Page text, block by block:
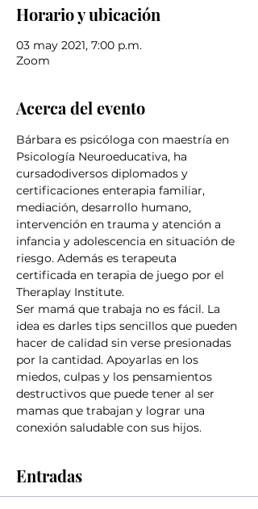
Horario y ubicación
03 may 2021, 7:00 p.m.
Zoom
Acerca del evento
Bárbara es psicóloga con maestría en
Psicología Neuroeducativa, ha
cursadodiversos diplomados y
certificaciones enterapia familiar,
mediación, desarrollo humano,
intervención en trauma y atención a
infancia y adolescencia en situación de
riesgo. Además es terapeuta
certificada en terapia de juego por el
Theraplay Institute.
Ser mamá que trabaja no es fácil. La
idea es darles tips sencillos que pueden
hacer de calidad sin verse presionadas
por la cantidad. Apoyarlas en los
miedos, culpas y los pensamientos
destructivos que puede tener al ser
mamas que trabajan y lograr una
conexión saludable con sus hijos.
Entradas